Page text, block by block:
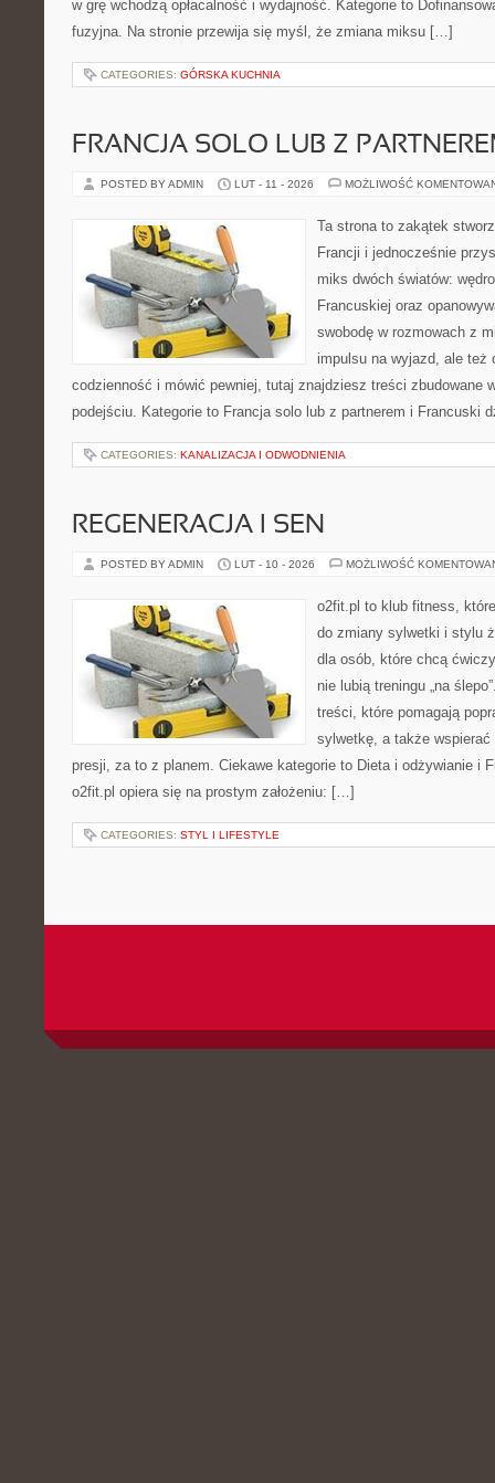
w grę wchodzą opłacalność i wydajność. Kategorie to
fuzyjna. Na stronie przewija się myśl, że zmiana miksu […]
CATEGORIES: GÓRSKA KUCHNIA
FRANCJA SOLO LUB Z
POSTED BY ADMIN LUT - 11 - 2026 MOŻLIWOŚĆ
Ta strona to zakątek
Francji i jednocześnie
miks dwóch światów:
Francuskiej oraz
swobodę w rozmowach z
impulsu na wyjazd, ale
codzienność i mówić pewniej, tutaj znajdziesz treści zbudowane
podejściu. Kategorie to Francja solo lub z partnerem i Francuski
CATEGORIES: KANALIZACJA I ODWODNIENIA
REGENERACJA I SEN
POSTED BY ADMIN LUT - 10 - 2026 MOŻLIWOŚĆ
o2fit.pl to klub fitness,
do zmiany sylwetki i stylu
dla osób, które chcą
nie lubią treningu „na
treści, które pomagają
sylwetkę, a także
presji, za to z planem. Ciekawe kategorie to Dieta i odżywianie i
o2fit.pl opiera się na prostym założeniu: […]
CATEGORIES: STYL I LIFESTYLE